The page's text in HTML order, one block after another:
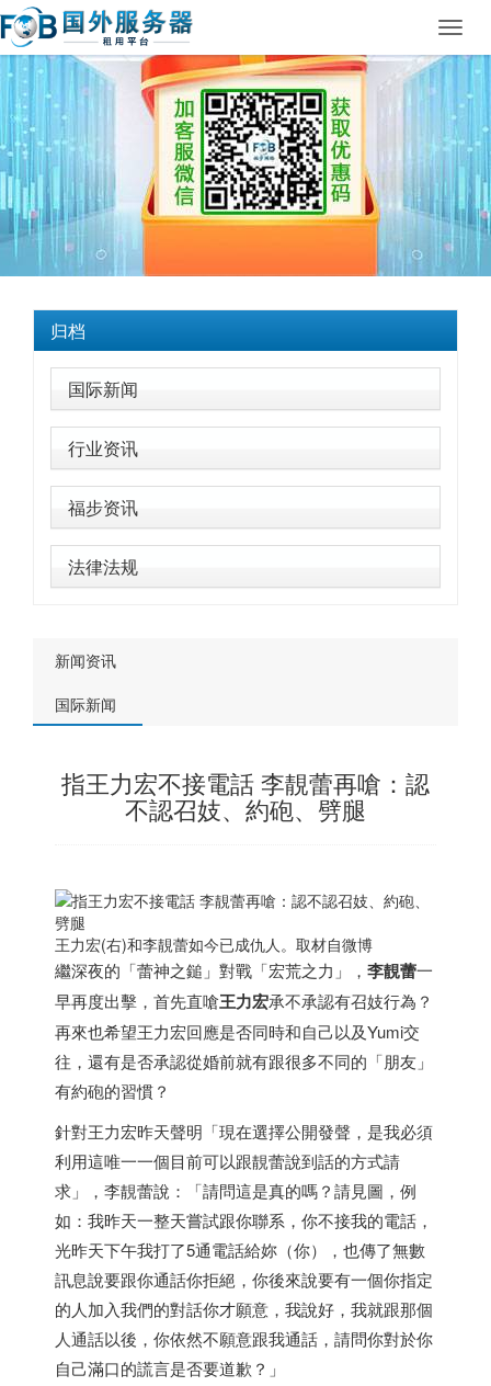
归档
国际新闻
行业资讯
福步资讯
法律法规
新闻资讯
国际新闻
指王力宏不接電話 李靚蕾再嗆：認
不認召妓、約砲、劈腿
王力宏(右)和李靚蕾如今已成仇人。取材自微博
繼深夜的「蕾神之鎚」對戰「宏荒之力」， 李靚蕾一
早再度出擊，首先直嗆王力宏承不承認有召妓行為？
再來也希望王力宏回應是否同時和自己以及Yumi交
往，還有是否承認從婚前就有跟很多不同的「朋友」
有約砲的習慣？
針對王力宏昨天聲明「現在選擇公開發聲，是我必須
利用這唯一一個目前可以跟靚蕾說到話的方式請
求」，李靚蕾說：「請問這是真的嗎？請見圖，例
如：我昨天一整天嘗試跟你聯系，你不接我的電話，
光昨天下午我打了5通電話給妳（你），也傳了無數
訊息說要跟你通話你拒絕，你後來說要有一個你指定
的人加入我們的對話你才願意，我說好，我就跟那個
人通話以後，你依然不願意跟我通話，請問你對於你
自己滿口的謊言是否要道歉？」